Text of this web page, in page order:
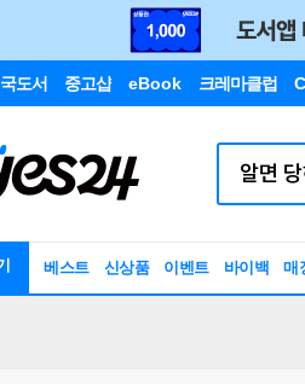
도서 중고샵 eBook 크레마클럽
베스트 신상품 이벤트 바이백 매